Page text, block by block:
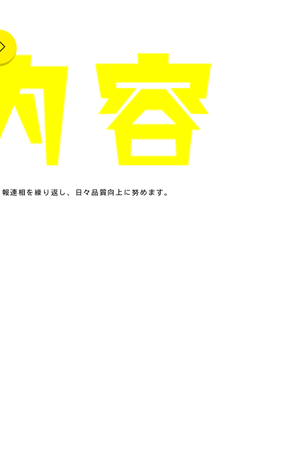
連相を繰り返し、日々品質向上に努めます。